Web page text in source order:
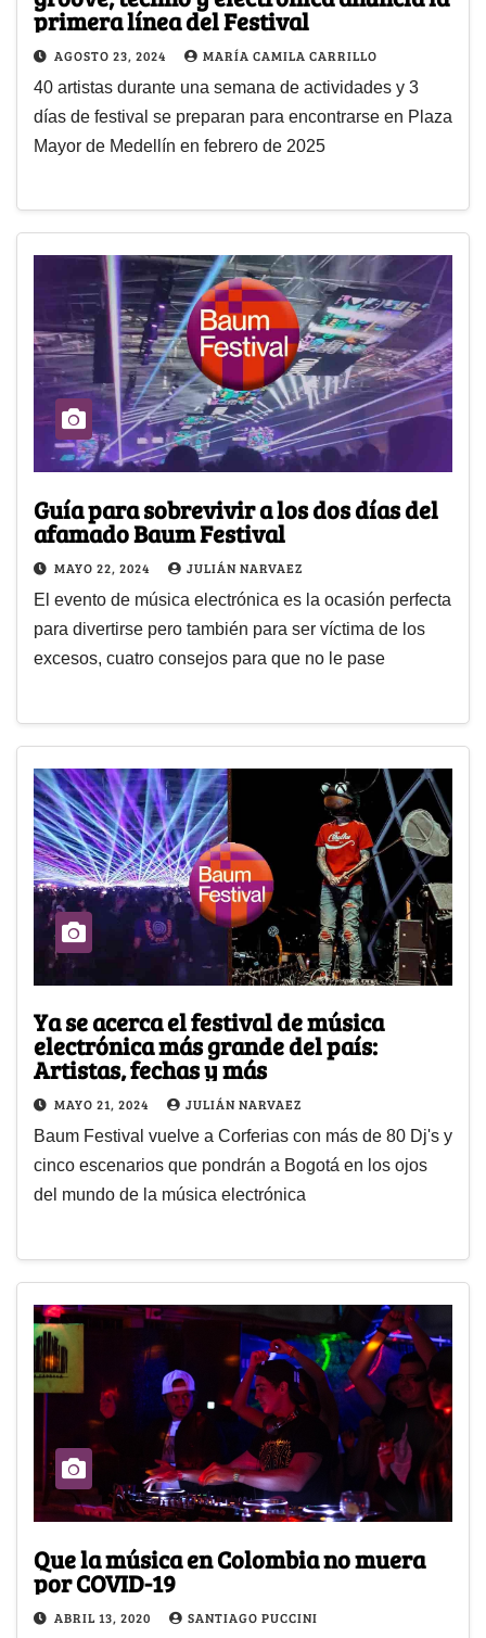
primera línea del Festival
AGOSTO 23, 2024 MARÍA CAMILA CARRILLO
40 artistas durante una semana de actividades y 3
días de festival se preparan para encontrarse en Plaza
Mayor de Medellín en febrero de 2025
Guía para sobrevivir a los dos días del
afamado Baum Festival
MAYO 22, 2024 JULIÁN NARVAEZ
El evento de música electrónica es la ocasión perfecta
para divertirse pero también para ser víctima de los
excesos, cuatro consejos para que no le pase
Ya se acerca el festival de música
electrónica más grande del país:
Artistas, fechas y más
MAYO 21, 2024 JULIÁN NARVAEZ
Baum Festival vuelve a Corferias con más de 80 Dj's y
cinco escenarios que pondrán a Bogotá en los ojos
del mundo de la música electrónica
Que la música en Colombia no muera
por COVID-19
ABRIL 13, 2020 SANTIAGO PUCCINI